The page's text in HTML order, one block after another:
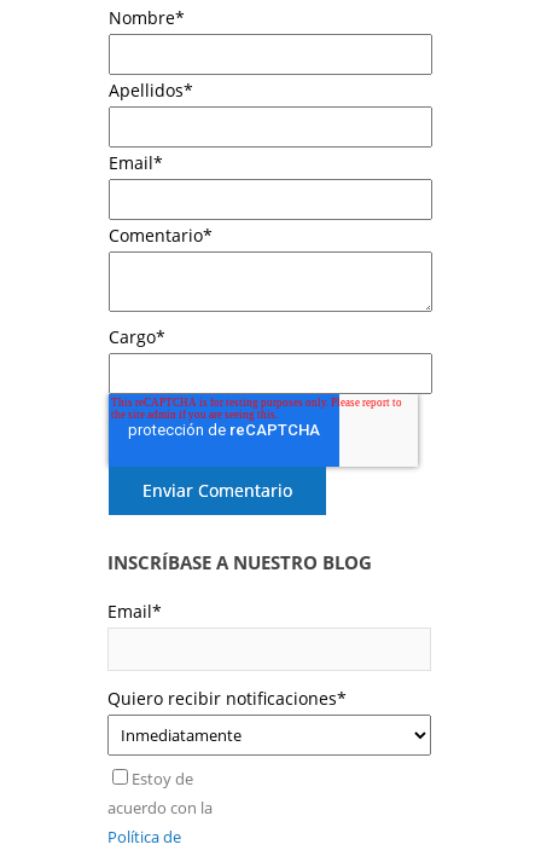
Nombre*
Apellidos*
Email*
Comentario*
Cargo*
INSCRÍBASE A NUESTRO BLOG
Email*
Quiero recibir notificaciones*
Estoy de
acuerdo con la
Política de